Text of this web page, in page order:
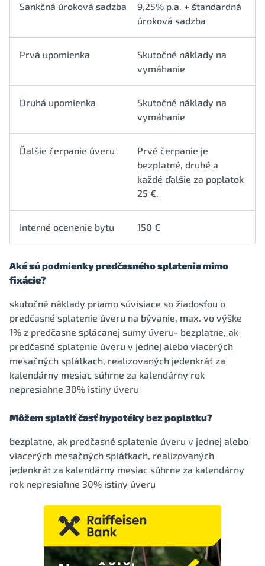
Sankčná úroková sadzba
9,25% p.a. + štandardná
úroková sadzba
Prvá upomienka
Skutočné náklady na
vymáhanie
Druhá upomienka
Skutočné náklady na
vymáhanie
Ďalšie čerpanie úveru
Prvé čerpanie je
bezplatné, druhé a
každé ďalšie za poplatok
25 €.
Interné ocenenie bytu 150 €
Aké sú podmienky predčasného splatenia mimo
fixácie?
skutočné náklady priamo súvisiace so žiadosťou o
predčasné splatenie úveru na bývanie, max. vo výške
1% z predčasne splácanej sumy úveru- bezplatne, ak
predčasné splatenie úveru v jednej alebo viacerých
mesačných splátkach, realizovaných jedenkrát za
kalendárny mesiac súhrne za kalendárny rok
nepresiahne 30% istiny úveru
Môžem splatiť časť hypotéky bez poplatku?
bezplatne, ak predčasné splatenie úveru v jednej alebo
viacerých mesačných splátkach, realizovaných
jedenkrát za kalendárny mesiac súhrne za kalendárny
rok nepresiahne 30% istiny úveru